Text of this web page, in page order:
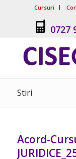
Cursuri
0727
Stiri
Acord-